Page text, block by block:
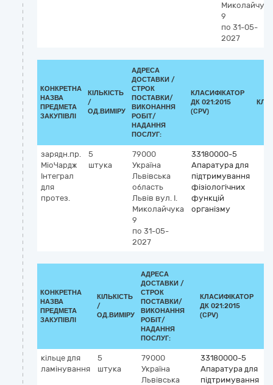
Миколайчука
9
по 31-05-
2027
КОНКРЕТНА
НАЗВА
ПРЕДМЕТА
ЗАКУПІВЛІ
КІЛЬКІСТЬ
/
ОД.ВИМІРУ
АДРЕСА
ДОСТАВКИ /
СТРОК
ПОСТАВКИ/
ВИКОНАННЯ
РОБІТ/
НАДАННЯ
ПОСЛУГ:
КЛАСИФІКАТОР
ДК 021:2015
(CPV)
зарядн.пр.
МіоЧардж
Інтеграл
для
протез.
5
штука
79000
Україна
Львівська
область
Львів вул. І.
Миколайчука
9
по 31-05-
2027
33180000-5
Апаратура для
підтримування
фізіологічних
функцій
організму
КОНКРЕТНА
НАЗВА
ПРЕДМЕТА
ЗАКУПІВЛІ
КІЛЬКІСТЬ
/
ОД.ВИМІРУ
АДРЕСА
ДОСТАВКИ /
СТРОК
ПОСТАВКИ/
ВИКОНАННЯ
РОБІТ/
НАДАННЯ
ПОСЛУГ:
КЛАСИФІКАТОР
ДК 021:2015
(CPV)
кільце для
ламінування
5
штука
79000
Україна
Львівська
33180000-5
Апаратура для
підтримування